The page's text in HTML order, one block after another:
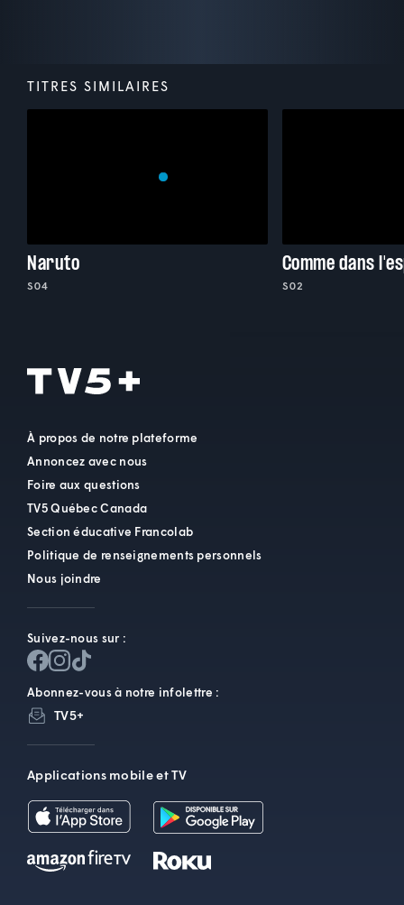
TITRES SIMILAIRES
Naruto
S04
Comme dans
S02
À propos de notre plateforme
Annoncez avec nous
Foire aux questions
TV5 Québec Canada
Section éducative Francolab
Politique de renseignements personnels
Nous joindre
Suivez-nous sur :
Abonnez-vous à notre infolettre :
TV5+
Applications mobile et TV